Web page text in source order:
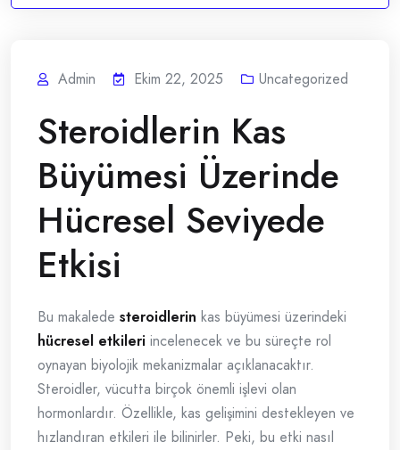
Admin Ekim 22, 2025 Uncategorized
Steroidlerin Kas
Büyümesi Üzerinde
Hücresel Seviyede
Etkisi
Bu makalede steroidlerin kas büyümesi üzerindeki
hücresel etkileri incelenecek ve bu süreçte rol
oynayan biyolojik mekanizmalar açıklanacaktır.
Steroidler, vücutta birçok önemli işlevi olan
hormonlardır. Özellikle, kas gelişimini destekleyen ve
hızlandıran etkileri ile bilinirler. Peki, bu etki nasıl